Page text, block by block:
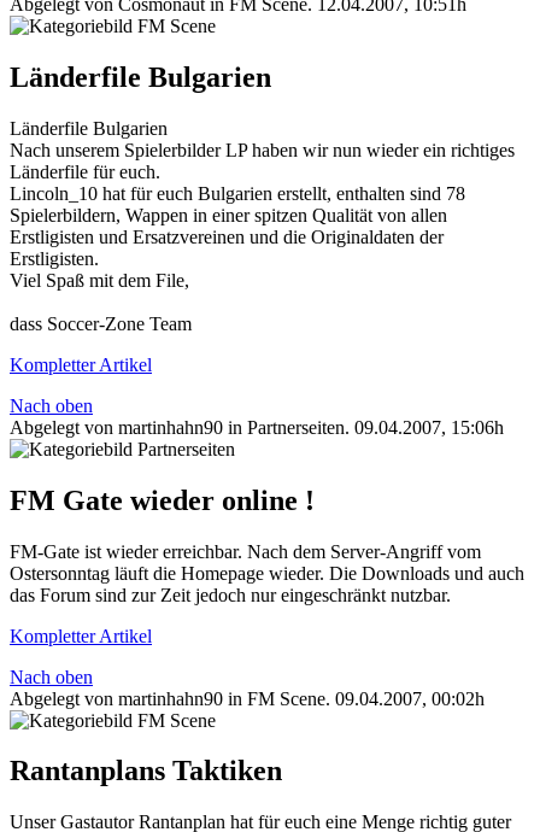
Länderfile Bulgarien
Länderfile Bulgarien
Nach unserem Spielerbilder LP haben wir nun wieder ein richtiges
Länderfile für euch.
Lincoln_10 hat für euch Bulgarien erstellt, enthalten sind 78
Spielerbildern, Wappen in einer spitzen Qualität von allen
Erstligisten und Ersatzvereinen und die Originaldaten der
Erstligisten.
Viel Spaß mit dem File,
dass Soccer-Zone Team
Kompletter Artikel
Nach oben
Abgelegt von martinhahn90 in Partnerseiten. 09.04.2007, 15:06h
FM Gate wieder online !
FM-Gate ist wieder erreichbar. Nach dem Server-Angriff vom
Ostersonntag läuft die Homepage wieder. Die Downloads und auch
das Forum sind zur Zeit jedoch nur eingeschränkt nutzbar.
Kompletter Artikel
Nach oben
Abgelegt von martinhahn90 in FM Scene. 09.04.2007, 00:02h
Rantanplans Taktiken
Unser Gastautor Rantanplan hat für euch eine Menge richtig guter